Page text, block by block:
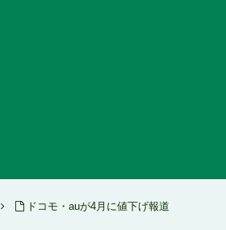
ドコモ・auが4月に値下げ報道